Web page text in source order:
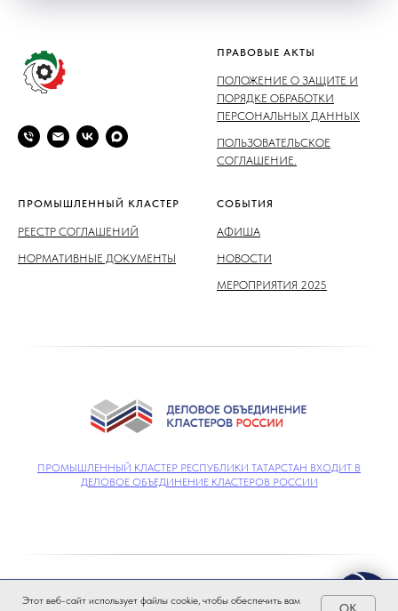
Этот веб-сайт использует файлы cookie, чтобы обеспечить вам
OK
ПРАВОВЫЕ АКТЫ
ПОЛОЖЕНИЕ О ЗАЩИТЕ И
ПОРЯДКЕ ОБРАБОТКИ
ПЕРСОНАЛЬНЫХ ДАННЫХ
ПОЛЬЗОВАТЕЛЬСКОЕ
СОГЛАШЕНИЕ.
ПРОМЫШЛЕННЫЙ КЛАСТЕР
РЕЕСТР СОГЛАШЕНИЙ
НОРМАТИВНЫЕ ДОКУМЕНТЫ
СОБЫТИЯ
АФИША
НОВОСТИ
МЕРОПРИЯТИЯ 2025
ПРОМЫШЛЕННЫЙ КЛАСТЕР РЕСПУБЛИКИ ТАТАРСТАН ВХОДИТ В
ДЕЛОВОЕ ОБЪЕДИНЕНИЕ КЛАСТЕРОВ РОССИИ
сайтов MUSTAIDA.RU 2025